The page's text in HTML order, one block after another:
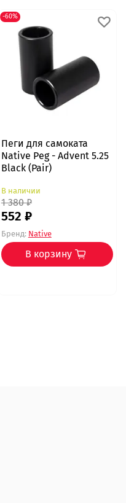
-60%
Пеги для самоката
Native Peg - Advent 5.25
Black (Pair)
В наличии
1 380 ₽
552 ₽
Бренд: Native
В корзину